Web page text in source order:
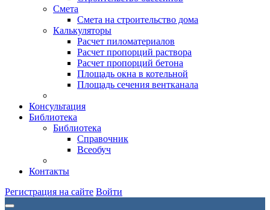
Смета
Смета на строительство дома
Калькуляторы
Расчет пиломатериалов
Расчет пропорций раствора
Расчет пропорций бетона
Площадь окна в котельной
Площадь сечения вентканала
Консультация
Библиотека
Библиотека
Справочник
Всеобуч
Контакты
Регистрация на сайте Войти